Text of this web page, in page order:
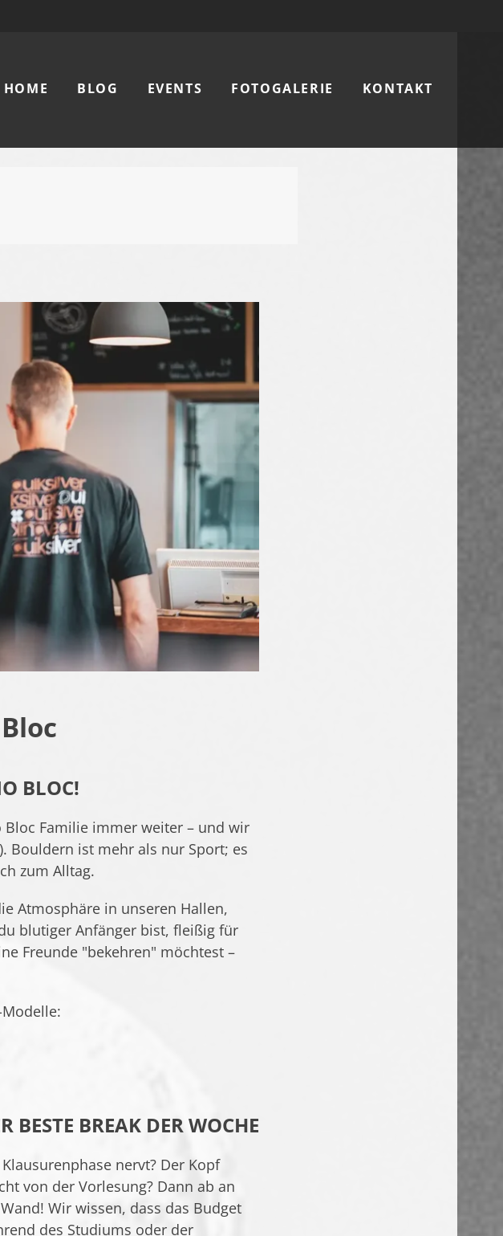
HOME BLOG EVENTS FOTOGALERIE KONTAKT
BLOC!
Familie immer weiter – und wir
Bouldern ist mehr als nur Sport; es
zum Alltag.
Atmosphäre in unseren Hallen,
blutiger Anfänger bist, fleißig für
Freunde "bekehren" möchtest –
BESTE BREAK DER WOCHE
nervt? Der Kopf
von der Vorlesung? Dann ab an
Wir wissen, dass das Budget
des Studiums oder der